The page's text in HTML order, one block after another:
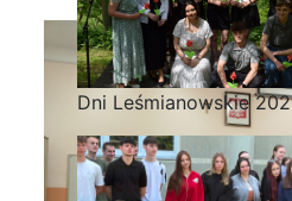
Dni Leśmianowskie